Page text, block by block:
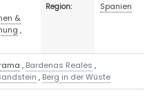
&
,
Region: Spanien
, Bardenas Reales ,
, Berg in der Wüste